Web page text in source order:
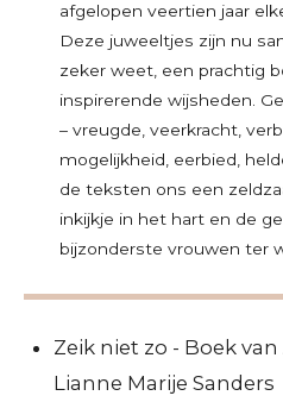
afgelopen veertien jaar
Deze juweeltjes zijn nu
zeker weet, een prachtig
inspirerende wijsheden.
– vreugde, veerkracht,
mogelijkheid, eerbied,
de teksten ons een
inkijkje in het hart en de
bijzonderste vrouwen ter
Zeik niet zo - Boek
Lianne Marije Sanders